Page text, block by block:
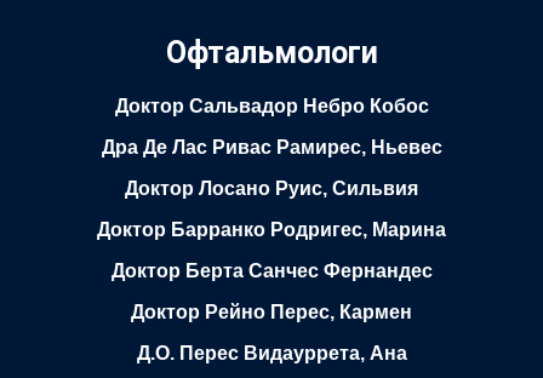
Офтальмологи
Доктор Сальвадор Небро Кобос
Дра Де Лас Ривас Рамирес, Ньевес
Доктор Лосано Руис, Сильвия
Доктор Барранко Родригес, Марина
Доктор Берта Санчес Фернандес
Доктор Рейно Перес, Кармен
Д.О. Перес Видауррета, Ана